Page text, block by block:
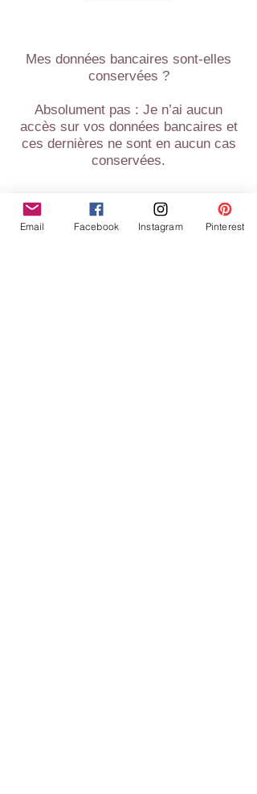
Mes données bancaires sont-elles
conservées ?
Absolument pas : Je n’ai aucun
accès sur vos données bancaires et
ces dernières ne sont en aucun cas
conservées.
Email Facebook Instagram Pinterest